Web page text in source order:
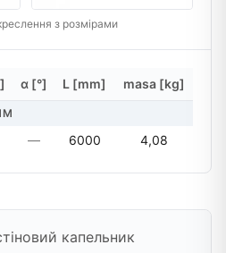
з розмірами
α [°] L [mm] masa [kg]
— 6000 4,08
капельник